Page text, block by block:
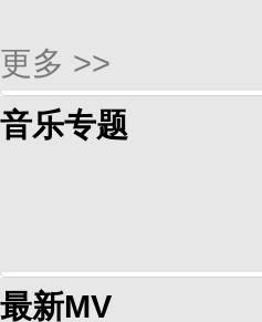
更多 >>
音乐专题
最新MV